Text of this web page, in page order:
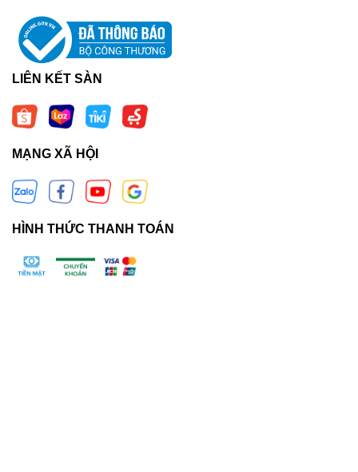
LIÊN KẾT SÀN
MẠNG XÃ HỘI
HÌNH THỨC THANH TOÁN